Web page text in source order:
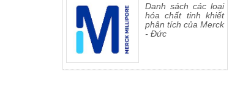
Danh sách các loại
hóa chất tinh khiết
phân tích của Merck
- Đức